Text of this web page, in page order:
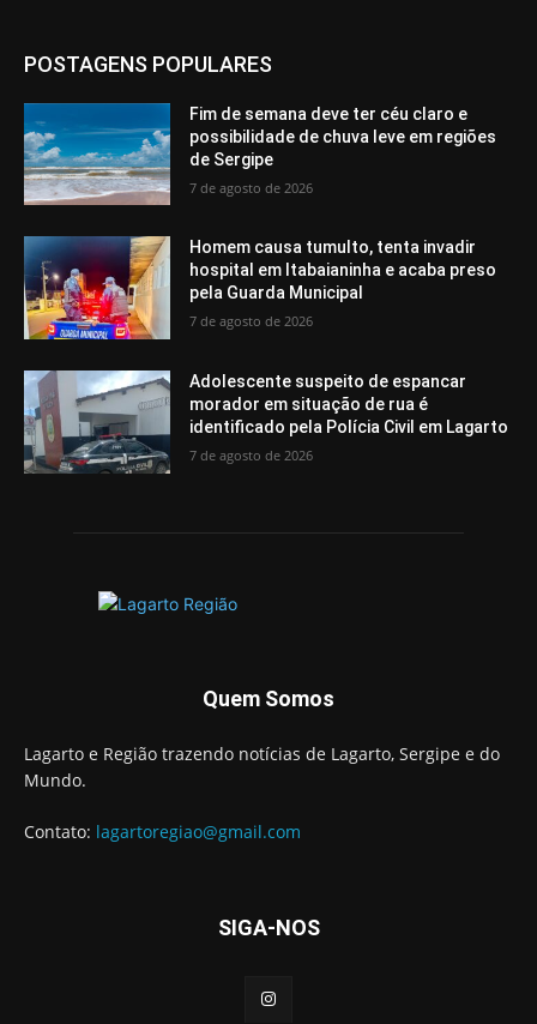
POSTAGENS POPULARES
Fim de semana deve ter céu claro e
possibilidade de chuva leve em regiões
de Sergipe
7 de agosto de 2026
Homem causa tumulto, tenta invadir
hospital em Itabaianinha e acaba preso
pela Guarda Municipal
7 de agosto de 2026
Adolescente suspeito de espancar
morador em situação de rua é
identificado pela Polícia Civil em Lagarto
7 de agosto de 2026
Quem Somos
Lagarto e Região trazendo notícias de Lagarto, Sergipe e do
Mundo.
Contato: lagartoregiao@gmail.com
SIGA-NOS